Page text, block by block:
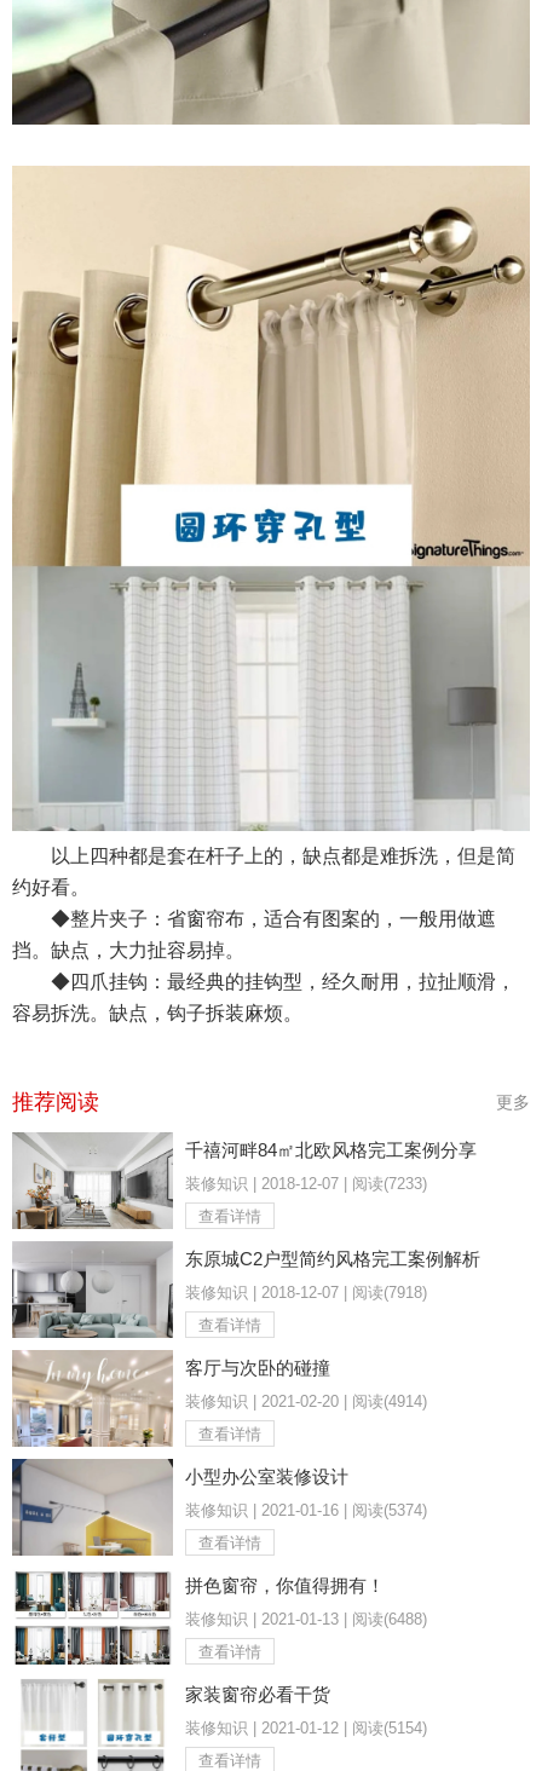
以上四种都是套在杆子上的，缺点都是难拆洗，但是简
约好看。
◆整片夹子：省窗帘布，适合有图案的，一般用做遮
挡。缺点，大力扯容易掉。
◆四爪挂钩：最经典的挂钩型，经久耐用，拉扯顺滑，
容易拆洗。缺点，钩子拆装麻烦。
推荐阅读 更多
千禧河畔84㎡北欧风格完工案例分享
装修知识 | 2018-12-07 | 阅读(7233)
查看详情
东原城C2户型简约风格完工案例解析
装修知识 | 2018-12-07 | 阅读(7918)
查看详情
客厅与次卧的碰撞
装修知识 | 2021-02-20 | 阅读(4914)
查看详情
小型办公室装修设计
装修知识 | 2021-01-16 | 阅读(5374)
查看详情
拼色窗帘，你值得拥有！
装修知识 | 2021-01-13 | 阅读(6488)
查看详情
家装窗帘必看干货
装修知识 | 2021-01-12 | 阅读(5154)
查看详情